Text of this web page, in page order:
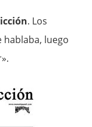
. Los
hablaba, luego